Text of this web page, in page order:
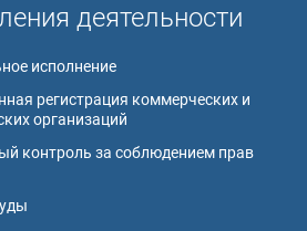
деятельности
исполнение
регистрация коммерческих и
организаций
контроль за соблюдением прав